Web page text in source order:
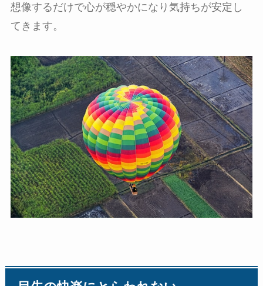
想像するだけで心が穏やかになり気持ちが安定し
てきます。